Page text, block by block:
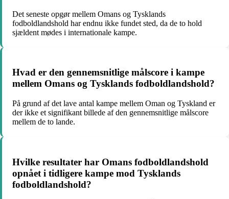
Det seneste opgør mellem Omans og Tysklands
fodboldlandshold har endnu ikke fundet sted, da de to hold
sjældent mødes i internationale kampe.
Hvad er den gennemsnitlige målscore i kampe
mellem Omans og Tysklands fodboldlandshold?
På grund af det lave antal kampe mellem Oman og Tyskland er
der ikke et signifikant billede af den gennemsnitlige målscore
mellem de to lande.
Hvilke resultater har Omans fodboldlandshold
opnået i tidligere kampe mod Tysklands
fodboldlandshold?